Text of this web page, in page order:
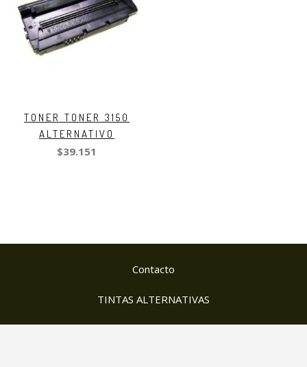
TONER TONER 3150
ALTERNATIVO
$39.151
Contacto
TINTAS ALTERNATIVAS